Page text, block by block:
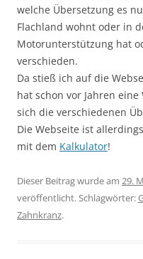
welche Übersetzung es
Flachland wohnt oder in
Motorunterstützung hat
verschieden.
Da stieß ich auf die
hat schon vor Jahren
sich die verschiedenen
Die Webseite ist
mit dem Kalkulator!
Dieser Beitrag wurde am 29.
veröffentlicht. Schlagwörter:
Zahnkranz.